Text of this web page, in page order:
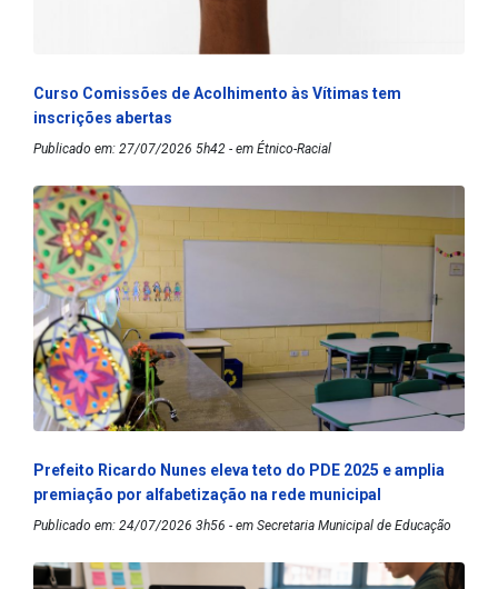
Curso Comissões de Acolhimento às Vítimas tem
inscrições abertas
Publicado em: 27/07/2026 5h42 - em Étnico-Racial
Prefeito Ricardo Nunes eleva teto do PDE 2025 e amplia
premiação por alfabetização na rede municipal
Publicado em: 24/07/2026 3h56 - em Secretaria Municipal de Educação